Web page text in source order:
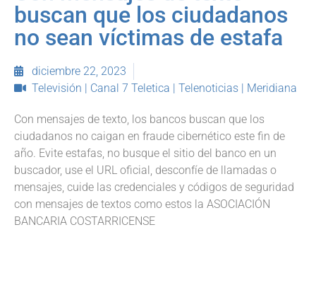
buscan que los ciudadanos
no sean víctimas de estafa
diciembre 22, 2023
Televisión | Canal 7 Teletica | Telenoticias | Meridiana
Con mensajes de texto, los bancos buscan que los
ciudadanos no caigan en fraude cibernético este fin de
año. Evite estafas, no busque el sitio del banco en un
buscador, use el URL oficial, desconfíe de llamadas o
mensajes, cuide las credenciales y códigos de seguridad
con mensajes de textos como estos la ASOCIACIÓN
BANCARIA COSTARRICENSE